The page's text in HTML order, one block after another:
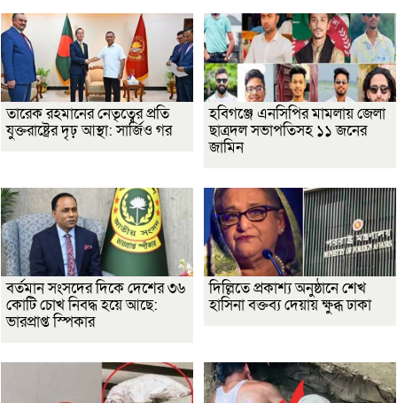
তারেক রহমানের নেতৃত্বের প্রতি
যুক্তরাষ্ট্রের দৃঢ় আস্থা: সার্জিও গর
হবিগঞ্জে এনসিপির মামলায় জেলা
ছাত্রদল সভাপতিসহ ১১ জনের
জামিন
বর্তমান সংসদের দিকে দেশের ৩৬
কোটি চোখ নিবদ্ধ হয়ে আছে:
ভারপ্রাপ্ত স্পিকার
দিল্লিতে প্রকাশ্য অনুষ্ঠানে শেখ
হাসিনা বক্তব্য দেয়ায় ক্ষুব্ধ ঢাকা